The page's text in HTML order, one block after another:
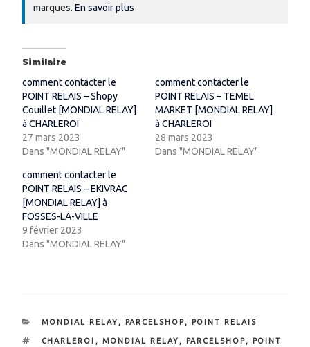
marques. En savoir plus
Similaire
comment contacter le
POINT RELAIS – Shopy
Couillet [MONDIAL RELAY]
à CHARLEROI
27 mars 2023
Dans "MONDIAL RELAY"
comment contacter le
POINT RELAIS – TEMEL
MARKET [MONDIAL RELAY]
à CHARLEROI
28 mars 2023
Dans "MONDIAL RELAY"
comment contacter le
POINT RELAIS – EKIVRAC
[MONDIAL RELAY] à
FOSSES-LA-VILLE
9 février 2023
Dans "MONDIAL RELAY"
CATÉGORIES
MONDIAL RELAY, PARCELSHOP, POINT RELAIS
ÉTIQUETTES
CHARLEROI , MONDIAL RELAY, PARCELSHOP,
POINT